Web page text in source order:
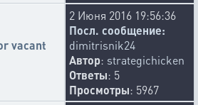
vacant
2 Июня 2016 19:56:36
Посл. сообщение:
dimitrisnik24
Автор: strategichicken
Ответы: 5
Просмотры: 5967